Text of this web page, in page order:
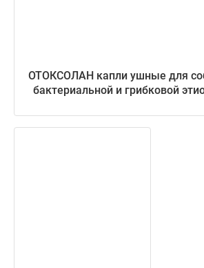
ОТОКСОЛАН капли ушные для
бактериальной и грибковой